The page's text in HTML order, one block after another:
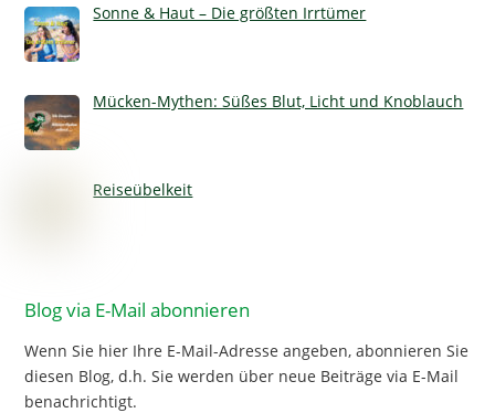
Sonne & Haut – Die größten Irrtümer
Mücken-Mythen: Süßes Blut, Licht und Knoblauch
Reiseübelkeit
Blog via E-Mail abonnieren
Wenn Sie hier Ihre E-Mail-Adresse angeben, abonnieren Sie
diesen Blog, d.h. Sie werden über neue Beiträge via E-Mail
benachrichtigt.